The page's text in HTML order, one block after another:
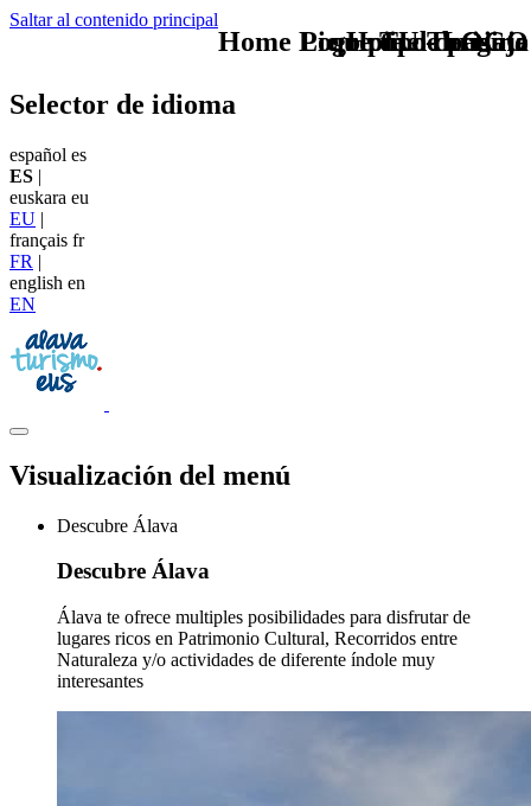
Saltar al contenido principal
TU - LOGO
Selector de idioma
español es
ES |
euskara eu
EU |
français fr
FR |
english en
EN
Visualización del menú
Descubre Álava
Descubre Álava
Álava te ofrece multiples posibilidades para disfrutar de
lugares ricos en Patrimonio Cultural, Recorridos entre
Naturaleza y/o actividades de diferente índole muy
interesantes
que tipo de viaje
Home Logo pie de página
Pie Home Turismo